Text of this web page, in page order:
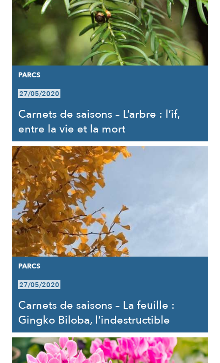
PARCS
27/05/2020
Carnets de saisons – L’arbre : l’if,
entre la vie et la mort
PARCS
27/05/2020
Carnets de saisons – La feuille :
Gingko Biloba, l’indestructible